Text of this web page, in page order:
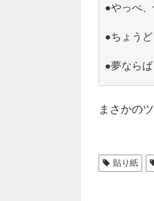
●やっべ
●ちょう
●夢なら
まさかの
貼り紙